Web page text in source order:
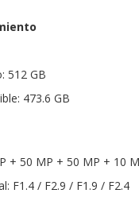
512 GB
473.6 GB
+ 50 MP + 50 MP + 10
F1.4 / F2.9 / F1.9 / F2.4